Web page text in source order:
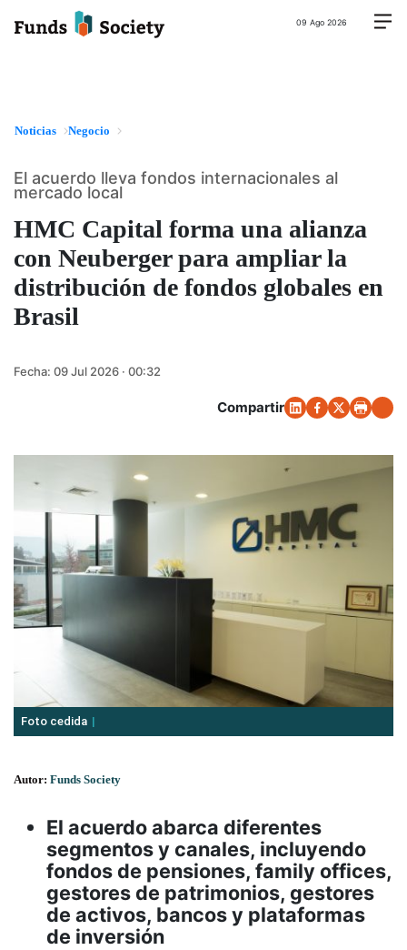
09 Ago 2026
Noticias Negocio
HMC Capital forma una alianza
con Neuberger para ampliar la
distribución de fondos globales en
Brasil
El acuerdo lleva fondos internacionales al
mercado local
Fecha: 09 Jul 2026 · 00:32
Compartir
Foto cedida
Autor: Funds Society
El acuerdo abarca diferentes
segmentos y canales, incluyendo
fondos de pensiones, family offices,
gestores de patrimonios, gestores
de activos, bancos y plataformas
de inversión